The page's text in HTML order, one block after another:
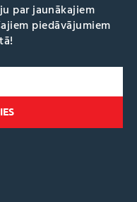
par jaunākajiem
piedāvājumiem